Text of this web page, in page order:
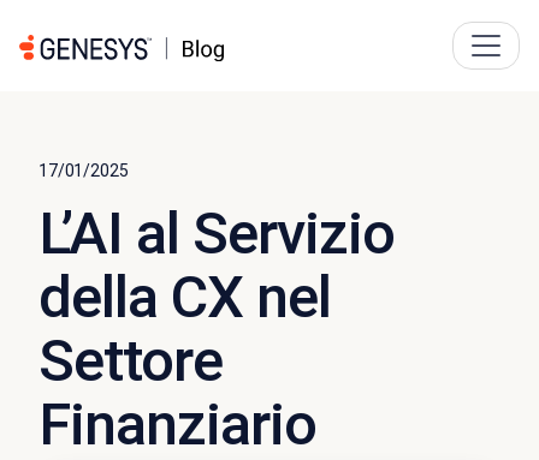
17/01/2025
L’AI al Servizio
della CX nel
Settore
Finanziario